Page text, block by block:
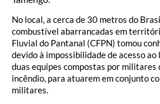
No local, a cerca de 30 metros do
combustível abarrancadas em
Fluvial do Pantanal (CFPN) tomou
devido à impossibilidade de acesso
duas equipes compostas por militares
incêndio, para atuarem em conjunto
militares.